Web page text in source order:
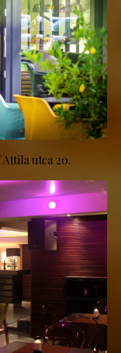
Attila utca 20.